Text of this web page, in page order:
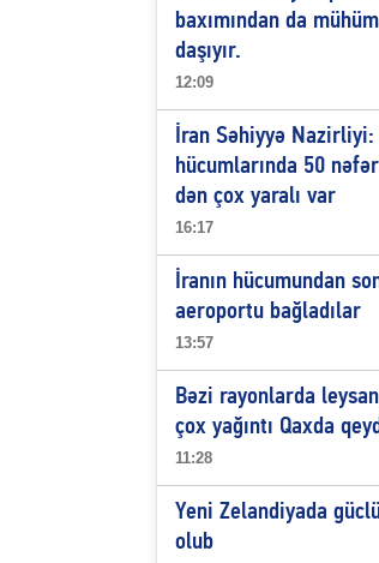
baxımından da
daşıyır.
12:09
İran Səhiyyə Nazirliyi:
hücumlarında 50
dən çox yaralı var
16:17
İranın hücumundan
aeroportu bağladılar
13:57
Bəzi rayonlarda
çox yağıntı Qaxda
11:28
Yeni Zelandiyada
olub